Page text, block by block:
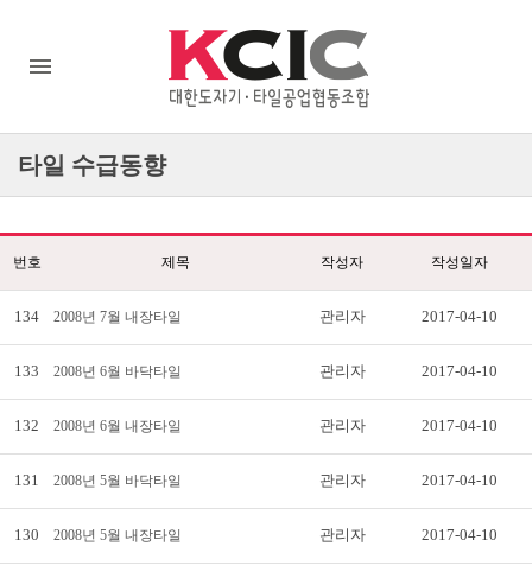
타일 수급동향
번호 제목 작성자 작성일자
134 2008년 7월 내장타일 관리자 2017-04-10
133 2008년 6월 바닥타일 관리자 2017-04-10
132 2008년 6월 내장타일 관리자 2017-04-10
131 2008년 5월 바닥타일 관리자 2017-04-10
130 2008년 5월 내장타일 관리자 2017-04-10